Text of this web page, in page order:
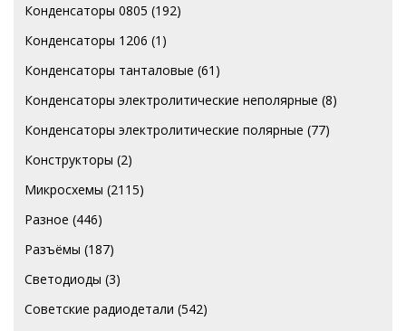
Конденсаторы 0805 (192)
Конденсаторы 1206 (1)
Конденсаторы танталовые (61)
Конденсаторы электролитические неполярные (8)
Конденсаторы электролитические полярные (77)
Конструкторы (2)
Микросхемы (2115)
Разное (446)
Разъёмы (187)
Светодиоды (3)
Советские радиодетали (542)